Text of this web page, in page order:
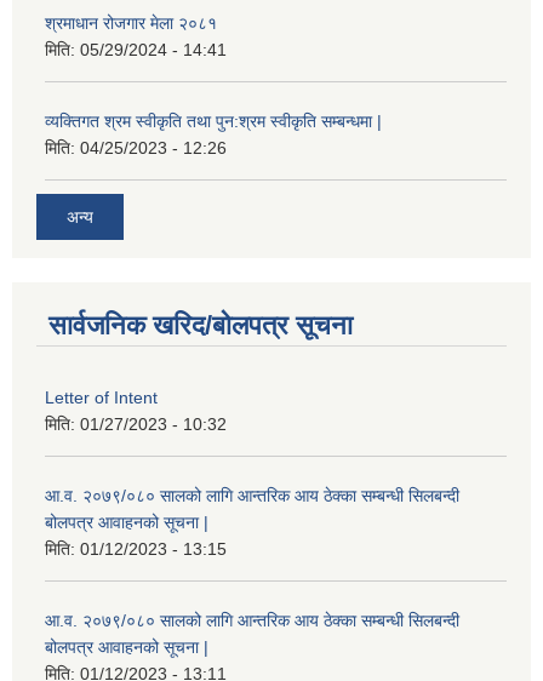
श्रमाधान रोजगार मेला २०८१
मिति: 05/29/2024 - 14:41
व्यक्तिगत श्रम स्वीकृति तथा पुन:श्रम स्वीकृति सम्बन्धमा |
मिति: 04/25/2023 - 12:26
अन्य
सार्वजनिक खरिद/बोलपत्र सूचना
Letter of Intent
मिति: 01/27/2023 - 10:32
आ.व. २०७९/०८० सालको लागि आन्तरिक आय ठेक्का सम्बन्धी सिलबन्दी
बोलपत्र आवाहनको सूचना |
मिति: 01/12/2023 - 13:15
आ.व. २०७९/०८० सालको लागि आन्तरिक आय ठेक्का सम्बन्धी सिलबन्दी
बोलपत्र आवाहनको सूचना |
मिति: 01/12/2023 - 13:11